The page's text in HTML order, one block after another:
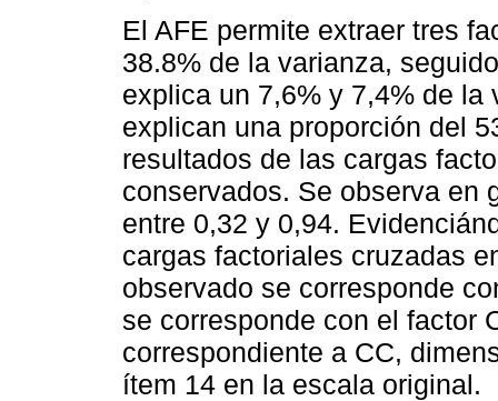
El AFE permite extraer tres
38.8% de la varianza,
explica un 7,6% y 7,4% de
explican una proporción del
resultados de las cargas
conservados. Se observa en
entre 0,32 y 0,94.
cargas factoriales cruzadas
observado se corresponde
se corresponde con el factor
correspondiente a CC,
ítem 14 en la escala original.